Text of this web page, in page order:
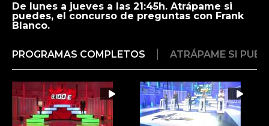
Email
del
artículo
De lunes a jueves a las 21:45h. Atrápame si
puedes, el concurso de preguntas con Frank
Blanco.
PROGRAMAS COMPLETOS ATRÁPAME SI